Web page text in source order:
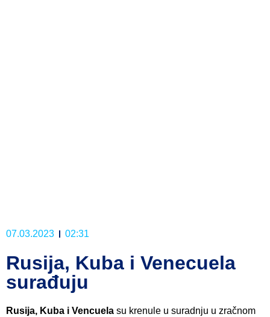
07.03.2023 02:31
Rusija, Kuba i Venecuela
surađuju
Rusija, Kuba i Vencuela su krenule u suradnju u zračnom